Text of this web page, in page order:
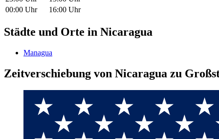
00:00 Uhr
16:00 Uhr
Städte und Orte in Nicaragua
Managua
Zeitverschiebung von Nicaragua zu